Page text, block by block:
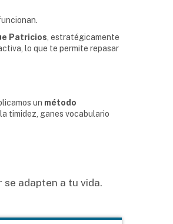
Patricios , estratégicamente
lo que te permite repasar
un método
timidez, ganes vocabulario
adapten a tu vida.